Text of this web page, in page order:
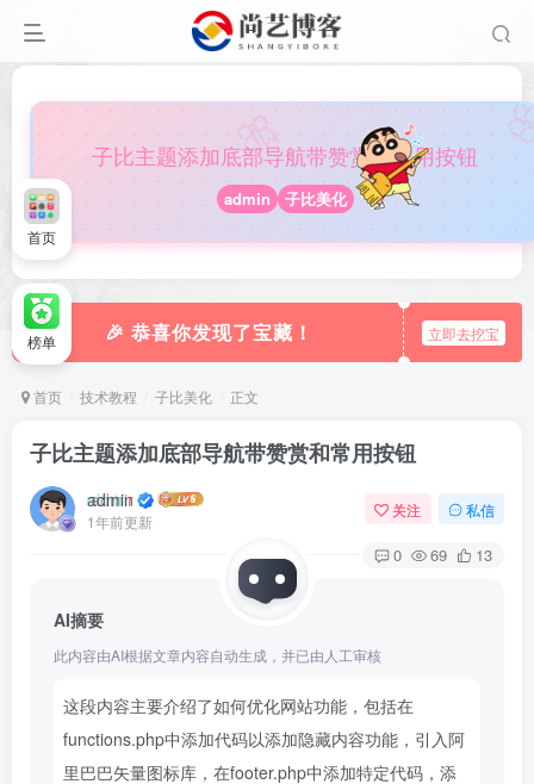
🎀
子比主题添加底部导航带赞赏和常用按钮
admin 子比美化
🎉 恭喜你发现了宝藏！ 立即去挖宝
首页 技术教程 子比美化 正文
子比主题添加底部导航带赞赏和常用按钮
admin
1年前更新
关注 私信
0 69 13
AI摘要
此内容由AI根据文章内容自动生成，并已由人工审核
这段内容主要介绍了如何优化网站功能，包括在
functions.php中添加代码以添加隐藏内容功能，引入阿
里巴巴矢量图标库，在footer.php中添加特定代码，添
首页
榜单